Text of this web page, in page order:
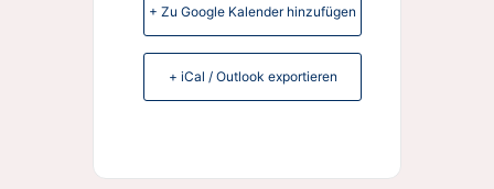
+ Zu Google Kalender hinzufügen
+ iCal / Outlook exportieren